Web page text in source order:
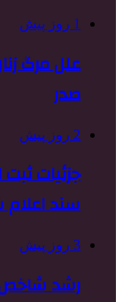
1 روز پیش
علل مرگ
صدر
2 روز پیش
سند
3 روز پیش
رشد